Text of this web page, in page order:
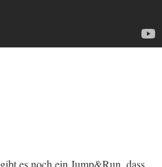
gibt es noch ein Jump&Run, dass